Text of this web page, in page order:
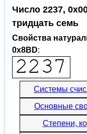
Число 2237,
тридцать семь
Свойства
0x8BD:
Системы
Основные
Степени,